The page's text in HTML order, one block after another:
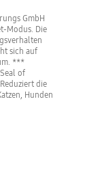
GmbH
Modus. Die
sich auf
***
of
die
Hunden